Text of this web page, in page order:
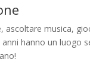
ascoltare musica,
hanno un luogo